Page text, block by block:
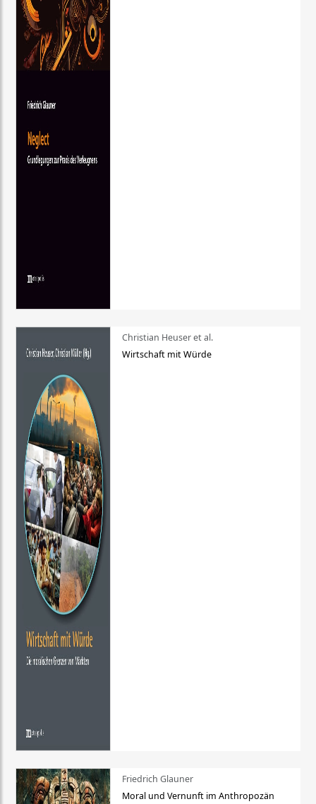
Christian Heuser et al.
Wirtschaft mit Würde
Friedrich Glauner
Moral und Vernunft im Anthropozän